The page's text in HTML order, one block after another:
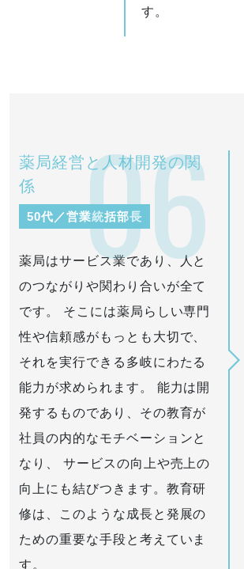
す。
06
薬局経営と人材開発の関
係
50代／営業統括部長
薬局はサービス業であり、人と
のつながりや関わり合いが全て
です。 そこには薬局らしい専門
性や信頼感がもっとも大切で、
それを実行できる多岐にわたる
能力が求められます。 能力は開
発するものであり、その教育が
社員の内的なモチベーションと
なり、 サービスの向上や売上の
向上にも結びつきます。教育研
修は、このような成長と発展の
ための重要な手段と考えていま
す。